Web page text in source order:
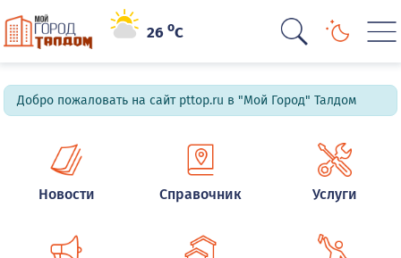
26oC
Добро пожаловать на сайт pttop.ru в "Мой Город" Талдом
Новости Справочник Услуги